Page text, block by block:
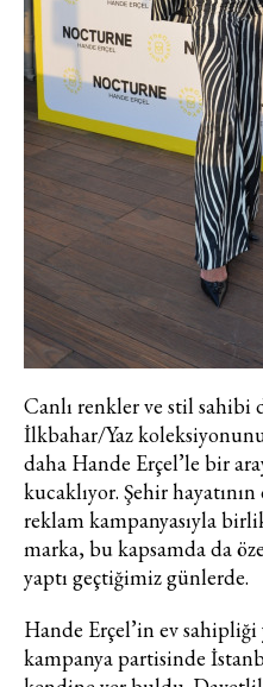
Haftalık E-
fikirler, öne çıkan
vogue trendler,
sırları ve en
haberdar olmak
bültenimize
Canlı renkler ve stil sahibi
İlkbahar/Yaz
daha Hande Erçel’le bir
kucaklıyor. Şehir
reklam kampanyasıyla
marka, bu kapsamda da
yaptı geçtiğimiz günlerde.
Hande Erçel’in ev sahipliği
kampanya partisinde